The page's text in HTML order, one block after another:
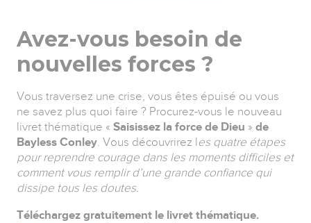
Avez-vous besoin de
nouvelles forces ?
Vous traversez une crise, vous êtes épuisé ou vous
ne savez plus quoi faire ? Procurez-vous le nouveau
livret thématique « Saisissez la force de Dieu » de
Bayless Conley. Vous découvrirez l es quatre étapes
pour reprendre courage dans les moments difficiles et
comment vous remplir d’une grande confiance qui
dissipe tous les doutes.
Téléchargez gratuitement le livret thématique.